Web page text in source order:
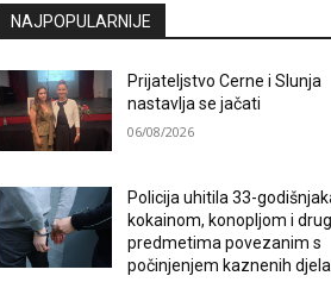
NAJPOPULARNIJE
Prijateljstvo Cerne i Slunja
nastavlja se jačati
06/08/2026
Policija uhitila 33-
kokainom, konopljom i
predmetima povezanim s
počinjenjem kaznenih djela